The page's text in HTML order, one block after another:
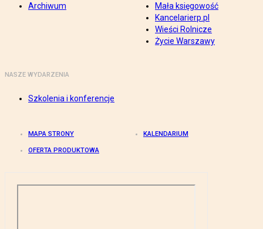
Archiwum
Mała księgowość
Kancelarierp.pl
Wieści Rolnicze
Życie Warszawy
NASZE WYDARZENIA
Szkolenia i konferencje
MAPA STRONY KALENDARIUM
OFERTA PRODUKTOWA